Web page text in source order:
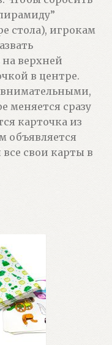
стола), игрокам
верхней
в центре.
меняется сразу
карточка из
объявляется
свои карты в